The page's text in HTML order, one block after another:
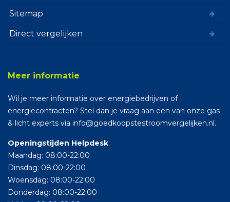
Sitemap
Direct vergelijken
Meer informatie
Wil je meer informatie over energiebedrijven of
energiecontracten? Stel dan je vraag aan een van onze gas
& licht experts via info@goedkoopstestroomvergelijken.nl.
Openingstijden Helpdesk
Maandag: 08:00-22:00
Dinsdag: 08:00-22:00
Woensdag: 08:00-22:00
Donderdag: 08:00-22:00